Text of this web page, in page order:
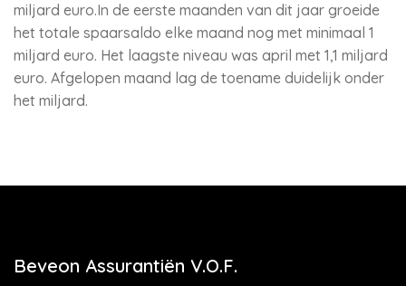
miljard euro.In de eerste maanden van dit jaar groeide
het totale spaarsaldo elke maand nog met minimaal 1
miljard euro. Het laagste niveau was april met 1,1 miljard
euro. Afgelopen maand lag de toename duidelijk onder
het miljard.
Beveon Assurantiën V.O.F.